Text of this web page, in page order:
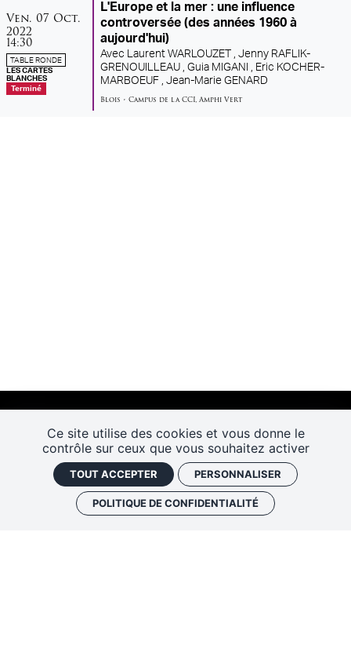
Ce site utilise des cookies et vous donne le
contrôle sur ceux que vous souhaitez activer
TOUT ACCEPTER PERSONNALISER
POLITIQUE DE CONFIDENTIALITÉ
vendredi
Ven. 07 octobre
Oct.
2022
14:30
TABLE RONDE
LES CARTES
BLANCHES
Terminé
L'Europe et la mer : une influence
controversée (des années 1960 à
aujourd'hui)
Avec Laurent WARLOUZET , Jenny RAFLIK-
GRENOUILLEAU , Guia MIGANI ,
Eric KOCHER-
MARBOEUF , Jean-Marie GENARD
Blois • Campus de la CCI, Amphi Vert